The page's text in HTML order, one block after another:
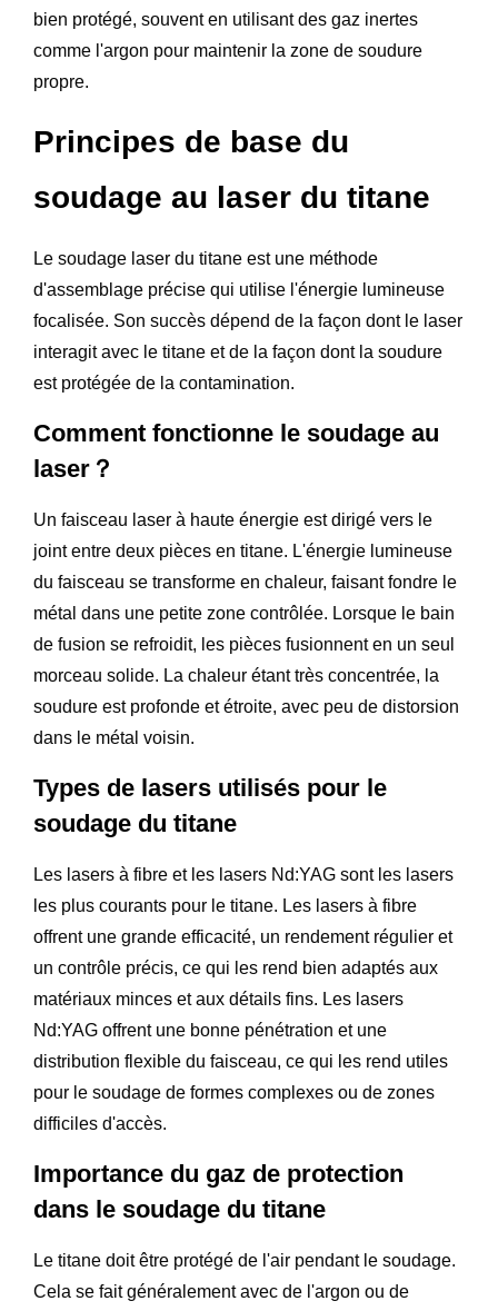
bien protégé, souvent en utilisant des gaz inertes
comme l'argon pour maintenir la zone de soudure
propre.
Principes de base du
soudage au laser du titane
Le soudage laser du titane est une méthode
d'assemblage précise qui utilise l'énergie lumineuse
focalisée. Son succès dépend de la façon dont le laser
interagit avec le titane et de la façon dont la soudure
est protégée de la contamination.
Comment fonctionne le soudage au
laser？
Un faisceau laser à haute énergie est dirigé vers le
joint entre deux pièces en titane. L'énergie lumineuse
du faisceau se transforme en chaleur, faisant fondre le
métal dans une petite zone contrôlée. Lorsque le bain
de fusion se refroidit, les pièces fusionnent en un seul
morceau solide. La chaleur étant très concentrée, la
soudure est profonde et étroite, avec peu de distorsion
dans le métal voisin.
Types de lasers utilisés pour le
soudage du titane
Les lasers à fibre et les lasers Nd:YAG sont les lasers
les plus courants pour le titane. Les lasers à fibre
offrent une grande efficacité, un rendement régulier et
un contrôle précis, ce qui les rend bien adaptés aux
matériaux minces et aux détails fins. Les lasers
Nd:YAG offrent une bonne pénétration et une
distribution flexible du faisceau, ce qui les rend utiles
pour le soudage de formes complexes ou de zones
difficiles d'accès.
Importance du gaz de protection
dans le soudage du titane
Le titane doit être protégé de l'air pendant le soudage.
Cela se fait généralement avec de l'argon ou de